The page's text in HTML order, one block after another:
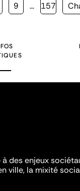
Page
9 … Page
157
des enjeux
ville, la mixité